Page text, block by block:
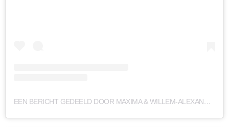
EEN BERICHT GEDEELD DOOR MAXIMA & WILLEM-ALEXANDER (@MAXENLEX)